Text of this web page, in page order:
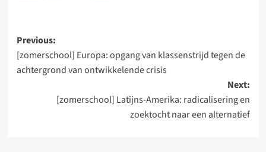
Post
navigation
Previous:
[zomerschool] Europa: opgang van klassenstrijd tegen de
achtergrond van ontwikkelende crisis
Next:
[zomerschool] Latijns-Amerika: radicalisering en
zoektocht naar een alternatief